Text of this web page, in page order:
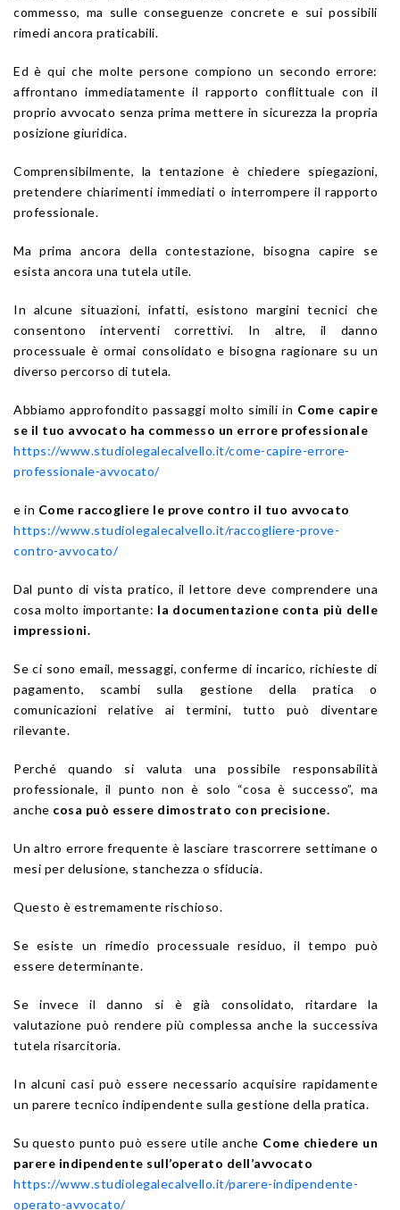
commesso, ma sulle conseguenze concrete e sui possibili
rimedi ancora praticabili.
Ed è qui che molte persone compiono un secondo errore:
affrontano immediatamente il rapporto conflittuale con il
proprio avvocato senza prima mettere in sicurezza la propria
posizione giuridica.
Comprensibilmente, la tentazione è chiedere spiegazioni,
pretendere chiarimenti immediati o interrompere il rapporto
professionale.
Ma prima ancora della contestazione, bisogna capire se
esista ancora una tutela utile.
In alcune situazioni, infatti, esistono margini tecnici che
consentono interventi correttivi. In altre, il danno
processuale è ormai consolidato e bisogna ragionare su un
diverso percorso di tutela.
Abbiamo approfondito passaggi molto simili in Come capire
se il tuo avvocato ha commesso un errore professionale
https://www.studiolegalecalvello.it/come-capire-errore-
professionale-avvocato/
e in Come raccogliere le prove contro il tuo avvocato
https://www.studiolegalecalvello.it/raccogliere-prove-
contro-avvocato/
Dal punto di vista pratico, il lettore deve comprendere una
cosa molto importante: la documentazione conta più delle
impressioni.
Se ci sono email, messaggi, conferme di incarico, richieste di
pagamento, scambi sulla gestione della pratica o
comunicazioni relative ai termini, tutto può diventare
rilevante.
Perché quando si valuta una possibile responsabilità
professionale, il punto non è solo “cosa è successo”, ma
anche cosa può essere dimostrato con precisione.
Un altro errore frequente è lasciare trascorrere settimane o
mesi per delusione, stanchezza o sfiducia.
Questo è estremamente rischioso.
Se esiste un rimedio processuale residuo, il tempo può
essere determinante.
Se invece il danno si è già consolidato, ritardare la
valutazione può rendere più complessa anche la successiva
tutela risarcitoria.
In alcuni casi può essere necessario acquisire rapidamente
un parere tecnico indipendente sulla gestione della pratica.
Su questo punto può essere utile anche Come chiedere un
parere indipendente sull’operato dell’avvocato
https://www.studiolegalecalvello.it/parere-indipendente-
operato-avvocato/